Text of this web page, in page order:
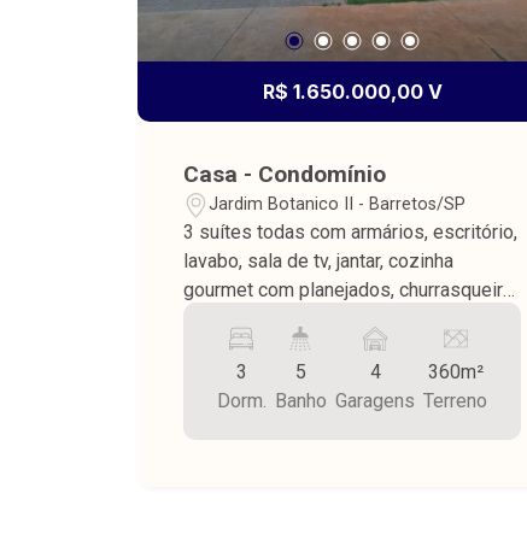
R$ 1.650.000,00 V
Casa - Condomínio
Jardim Botanico II - Barretos/SP
3 suítes todas com armários, escritório,
lavabo, sala de tv, jantar, cozinha
gourmet com planejados, churrasqueira,
lavanderia, despensa, piso porcelanato,
teto laje, energia fotovoltaica,
ambientes com armários planejados,
3
Dorm.
5
Banho
4
Garagens
360m²
Terreno